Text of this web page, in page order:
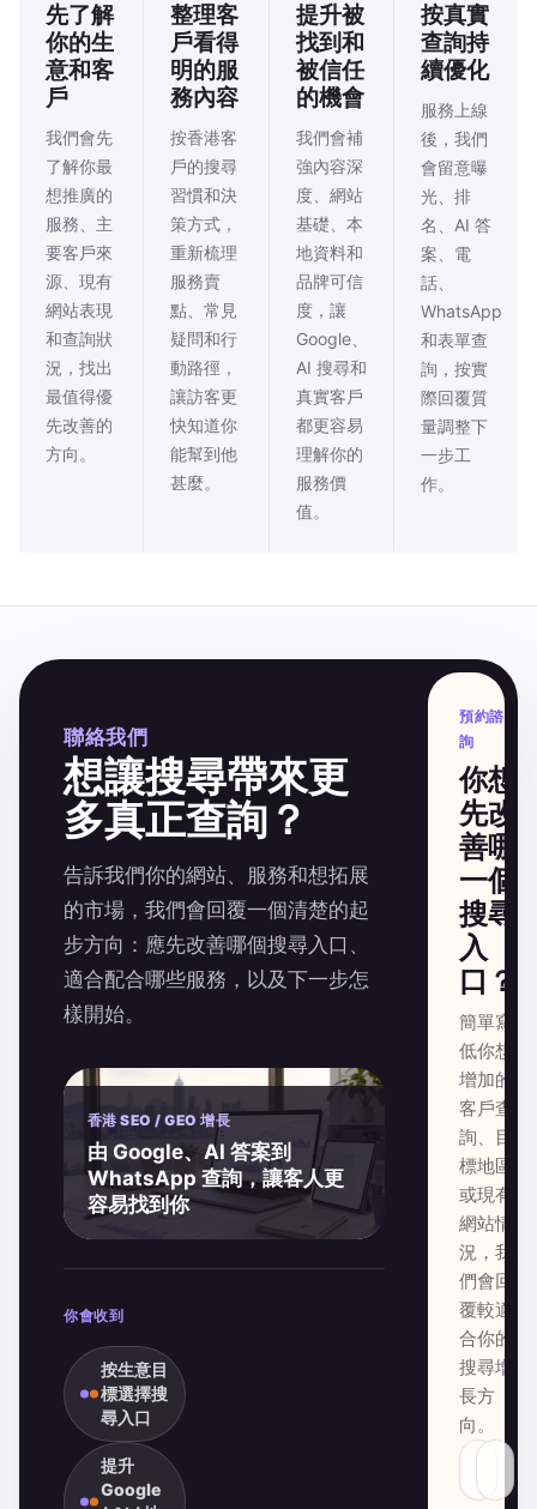
先了解
你的生
意和客
戶
我們會先
了解你最
想推廣的
服務、主
要客戶來
源、現有
網站表現
和查詢狀
況，找出
最值得優
先改善的
方向。
整理客
戶看得
明的服
務內容
按香港客
戶的搜尋
習慣和決
策方式，
重新梳理
服務賣
點、常見
疑問和行
動路徑，
讓訪客更
快知道你
能幫到他
甚麼。
提升被
找到和
被信任
的機會
我們會補
強內容深
度、網站
基礎、本
地資料和
品牌可信
度，讓
Google、
AI 搜尋和
真實客戶
都更容易
理解你的
服務價
值。
按真實
查詢持
續優化
服務上線
後，我們
會留意曝
光、排
名、AI 答
案、電
話、
WhatsApp
和表單查
詢，按實
際回覆質
量調整下
一步工
作。
聯絡我們
想讓搜尋帶來更
多真正查詢？
告訴我們你的網站、服務和想拓展
的市場，我們會回覆一個清楚的起
步方向：應先改善哪個搜尋入口、
適合配合哪些服務，以及下一步怎
樣開始。
香港 SEO / GEO 增長
由 Google、AI 答案到
WhatsApp 查詢，讓客人更
容易找到你
你會收到
按生意目
標選擇搜
尋入口
提升
Google
預約諮
詢
你想
先改
善哪
一個
搜尋
入
口？
簡單寫
低你想
增加的
客戶查
詢、目
標地區
或現有
網站情
況，我
們會回
覆較適
合你的
搜尋增
長方
向。